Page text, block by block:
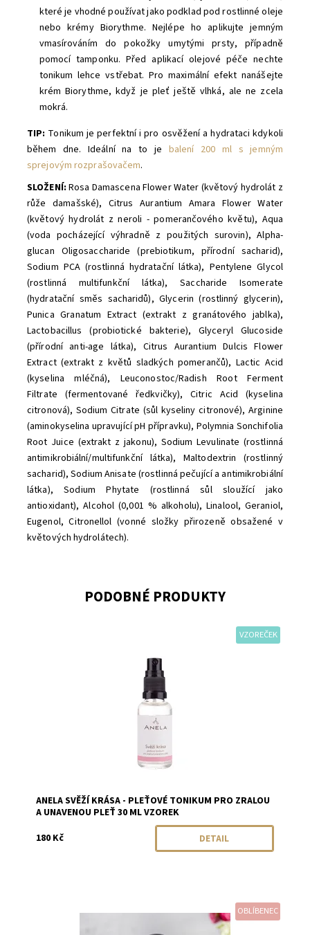
které je vhodné používat jako podklad pod rostlinné oleje
nebo krémy Biorythme. Nejlépe ho aplikujte jemným
vmasírováním do pokožky umytými prsty, případně
pomocí tamponku. Před aplikací olejové péče nechte
tonikum lehce vstřebat. Pro maximální efekt nanášejte
krém Biorythme, když je pleť ještě vlhká, ale ne zcela
mokrá.
TIP: Tonikum je perfektní i pro osvěžení a hydrataci kdykoli
během dne. Ideální na to je balení 200 ml s jemným
sprejovým rozprašovačem.
SLOŽENÍ: Rosa Damascena Flower Water (květový hydrolát z
růže damašské), Citrus Aurantium Amara Flower Water
(květový hydrolát z neroli - pomerančového květu), Aqua
(voda pocházející výhradně z použitých surovin), Alpha-
glucan Oligosaccharide (prebiotikum, přírodní sacharid),
Sodium PCA (rostlinná hydratační látka), Pentylene Glycol
(rostlinná multifunkční látka), Saccharide Isomerate
(hydratační směs sacharidů), Glycerin (rostlinný glycerin),
Punica Granatum Extract (extrakt z granátového jablka),
Lactobacillus (probiotické bakterie), Glyceryl Glucoside
(přírodní anti-age látka), Citrus Aurantium Dulcis Flower
Extract (extrakt z květů sladkých pomerančů), Lactic Acid
(kyselina mléčná), Leuconostoc/Radish Root Ferment
Filtrate (fermentované ředkvičky), Citric Acid (kyselina
citronová), Sodium Citrate (sůl kyseliny citronové), Arginine
(aminokyselina upravující pH přípravku), Polymnia Sonchifolia
Root Juice (extrakt z jakonu), Sodium Levulinate (rostlinná
antimikrobiální/multifunkční látka), Maltodextrin (rostlinný
sacharid), Sodium Anisate (rostlinná pečující a antimikrobiální
látka), Sodium Phytate (rostlinná sůl sloužící jako
antioxidant), Alcohol (0,001 % alkoholu), Linalool, Geraniol,
Eugenol, Citronellol (vonné složky přirozeně obsažené v
květových hydrolátech).
PODOBNÉ PRODUKTY
VZOREČEK
ANELA SVĚŽÍ KRÁSA - PLEŤOVÉ TONIKUM PRO ZRALOU
A UNAVENOU PLEŤ 30 ML VZOREK
180 Kč
DETAIL
OBLÍBENEC
Dostupnost:
Skladem